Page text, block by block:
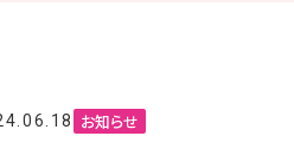
お知らせ